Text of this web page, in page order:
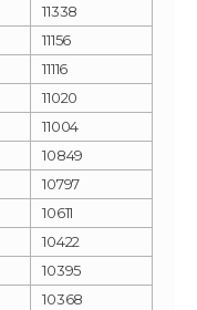
11338
11156
11116
11020
11004
10849
10797
10611
10422
10395
10368